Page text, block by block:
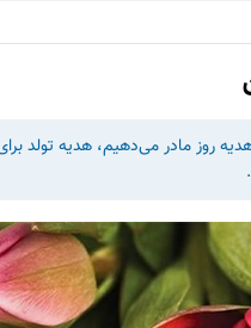
روز مادر می‌دهیم، هدیه تولد